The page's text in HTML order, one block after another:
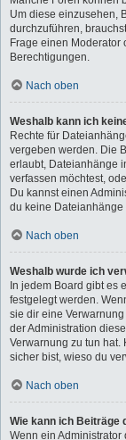
Um diese einzusehen,
durchzuführen,
Frage einen Moderator
Berechtigungen.
Nach oben
Weshalb kann ich
Rechte für
vergeben werden. Die
erlaubt, Dateianhänge
verfassen möchtest,
Du kannst einen
du keine Dateianhänge
Nach oben
Weshalb wurde ich
In jedem Board gibt es
festgelegt werden.
sie dir eine
der Administration
Verwarnung zu tun hat.
sicher bist, wieso du
Nach oben
Wie kann ich Beiträge
Wenn ein